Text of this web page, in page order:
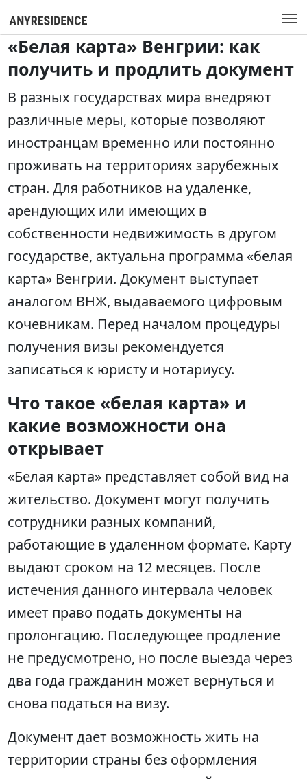
«Белая карта» Венгрии: как
получить и продлить документ
В разных государствах мира внедряют
различные меры, которые позволяют
иностранцам временно или постоянно
проживать на территориях зарубежных
стран. Для работников на удаленке,
арендующих или имеющих в
собственности недвижимость в другом
государстве, актуальна программа «белая
карта» Венгрии. Документ выступает
аналогом ВНЖ, выдаваемого цифровым
кочевникам. Перед началом процедуры
получения визы рекомендуется
записаться к юристу и нотариусу.
Что такое «белая карта» и
какие возможности она
открывает
«Белая карта» представляет собой вид на
жительство. Документ могут получить
сотрудники разных компаний,
работающие в удаленном формате. Карту
выдают сроком на 12 месяцев. После
истечения данного интервала человек
имеет право подать документы на
пролонгацию. Последующее продление
не предусмотрено, но после выезда через
два года гражданин может вернуться и
снова податься на визу.
Документ дает возможность жить на
территории страны без оформления